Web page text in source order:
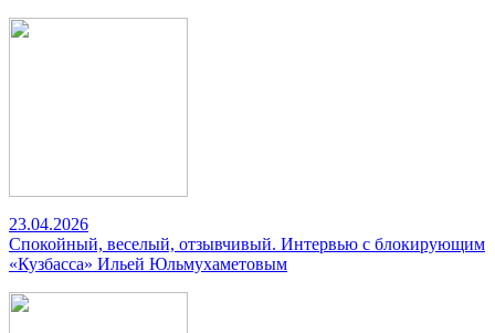
23.04.2026
Спокойный, веселый, отзывчивый. Интервью с блокирующим
«Кузбасса» Ильей Юльмухаметовым